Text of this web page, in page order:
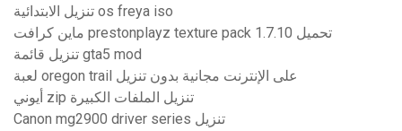
تنزيل الابتدائية os freya iso
ماين كرافت prestonplayz texture pack 1.7.10 تحميل
تنزيل قائمة gta5 mod
لعبة oregon trail على الإنترنت مجانية بدون تنزيل
أيوني zip تنزيل الملفات الكبيرة
Canon mg2900 driver series تنزيل